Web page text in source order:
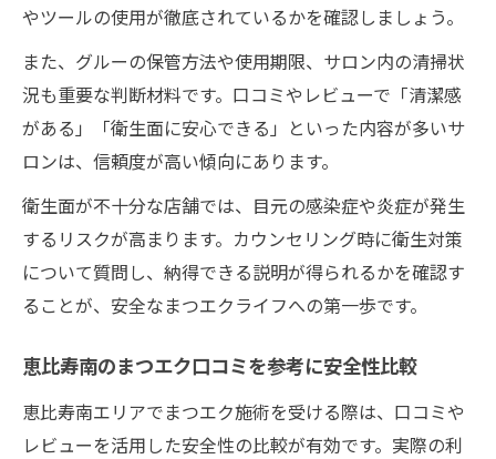
やツールの使用が徹底されているかを確認しましょう。
また、グルーの保管方法や使用期限、サロン内の清掃状
況も重要な判断材料です。口コミやレビューで「清潔感
がある」「衛生面に安心できる」といった内容が多いサ
ロンは、信頼度が高い傾向にあります。
衛生面が不十分な店舗では、目元の感染症や炎症が発生
するリスクが高まります。カウンセリング時に衛生対策
について質問し、納得できる説明が得られるかを確認す
ることが、安全なまつエクライフへの第一歩です。
恵比寿南のまつエク口コミを参考に安全性比較
恵比寿南エリアでまつエク施術を受ける際は、口コミや
レビューを活用した安全性の比較が有効です。実際の利